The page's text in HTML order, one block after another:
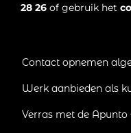
28 26 of gebruik het
Contact opnemen
Werk aanbieden als
Verras met de Apunto